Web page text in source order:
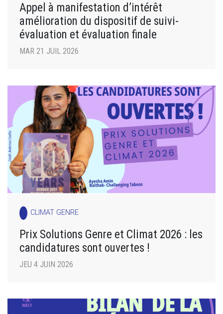
Appel à manifestation d’intérêt
amélioration du dispositif de suivi-
évaluation et évaluation finale
MAR 21 JUIL 2026
CLIMAT GENRE
Prix Solutions Genre et Climat 2026 : les
candidatures sont ouvertes !
JEU 4 JUIN 2026